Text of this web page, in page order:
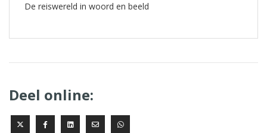
De reiswereld in woord en beeld
Deel online: